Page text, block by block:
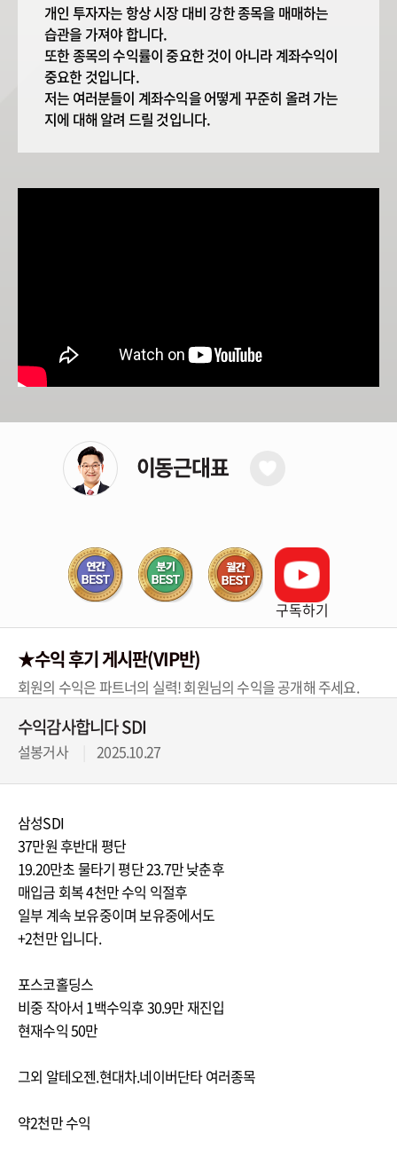
개인 투자자는 항상 시장 대비 강한 종목을 매매하는
습관을 가져야 합니다.
또한 종목의 수익률이 중요한 것이 아니라 계좌수익이
중요한 것입니다.
저는 여러분들이 계좌수익을 어떻게 꾸준히 올려 가는
지에 대해 알려 드릴 것입니다.
이동근대표
구독하기
★수익 후기 게시판(VIP반)
회원의 수익은 파트너의 실력! 회원님의 수익을 공개해 주세요.
수익감사합니다 SDI
설봉거사 2025.10.27
삼성SDI
37만원 후반대 평단
19.20만초 물타기 평단 23.7만 낮춘후
매입금 회복 4천만 수익 익절후
일부 계속 보유중이며 보유중에서도
+2천만 입니다.
포스코홀딩스
비중 작아서 1백수익후 30.9만 재진입
현재수익 50만
그외 알테오젠.현대차.네이버단타 여러종목
약2천만 수익